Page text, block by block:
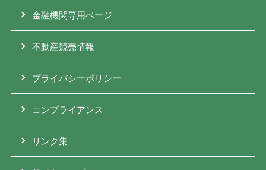
金融機関専用ページ
不動産競売情報
プライバシーポリシー
コンプライアンス
リンク集